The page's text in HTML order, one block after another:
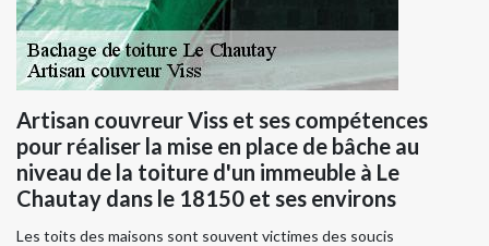
Artisan couvreur Viss et ses compétences
pour réaliser la mise en place de bâche au
niveau de la toiture d'un immeuble à Le
Chautay dans le 18150 et ses environs
Les toits des maisons sont souvent victimes des soucis